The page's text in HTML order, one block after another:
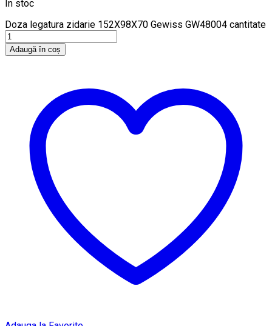
În stoc
Doza legatura zidarie 152X98X70 Gewiss GW48004 cantitate
Adaugă în coș